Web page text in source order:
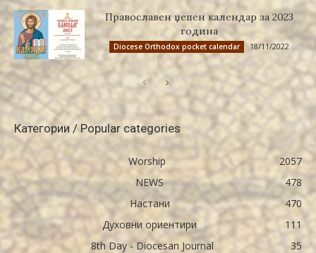
Православен џепен календар за 2023
година
Diocese Orthodox pocket calendar 18/11/2022
Категории / Popular categories
Worship
2057
NEWS
478
Настани
470
Духовни ориентири
111
8th Day - Diocesan Journal
35